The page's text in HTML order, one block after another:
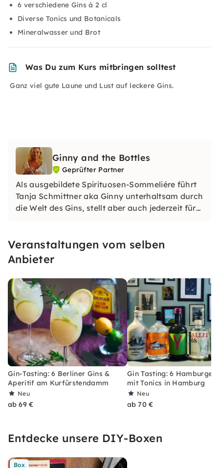
6 verschiedene Gins à 2 cl
Diverse Tonics und Botanicals
Mineralwasser und Brot
Was Du zum Kurs mitbringen solltest
Ganz viel gute Laune und Lust auf leckere Gins.
Ginny and the Bottles
Geprüfter Partner
Als ausgebildete Spirituosen-Sommeliére führt
Tanja Schmittner aka Ginny unterhaltsam durch
die Welt des Gins, stellt aber auch jederzeit für
Veranstaltungen vom selben
Anbieter
Gin-Tasting: 6 Berliner Gins &
Aperitif am Kurfürstendamm
Neu
ab 69 €
Gin Tasting: 6 Hamburger
mit Tonics in Hamburg
Neu
ab 70 €
Entdecke unsere DIY-Boxen
Box